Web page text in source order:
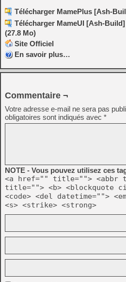
Télécharger MamePlus [Ash-
Télécharger MameUI [Ash-Build]
(27.8 Mo)
Site Officiel
En savoir plus…
Commentaire ¬
Votre adresse e-mail ne sera pas
obligatoires sont indiqués avec *
NOTE - Vous pouvez utilisez ces
<a href="" title=""> <abbr
title=""> <b> <blockquote
<code> <del datetime="">
<s> <strike> <strong>